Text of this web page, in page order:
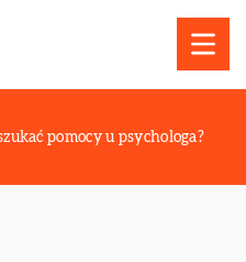
pomocy u psychologa?